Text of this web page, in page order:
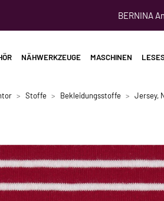
BERNINA
NÄHWERKZEUGE MASCHINEN
Stoffe Bekleidungsstoffe Jersey,